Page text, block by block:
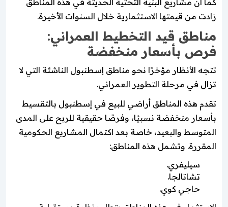
زادت من قيمتها الاستثمارية خلال السنوات الأخيرة.
مناطق قيد التخطيط العمراني:
فرص بأسعار منخفضة
تتجه الأنظار مؤخرًا نحو مناطق إسطنبول الناشئة التي لا
تزال في مرحلة التطوير العمراني.
تقدم هذه المناطق أراضي للبيع في إسطنبول بالتقسيط
بأسعار منخفضة نسبيًا، وفرصًا حقيقية للربح على المدى
المتوسط والبعيد، خاصة بعد اكتمال المشاريع الحكومية
المقررة. وتشمل هذه المناطق:
سيليفري.
تشاتالجا.
حاجي كوي.